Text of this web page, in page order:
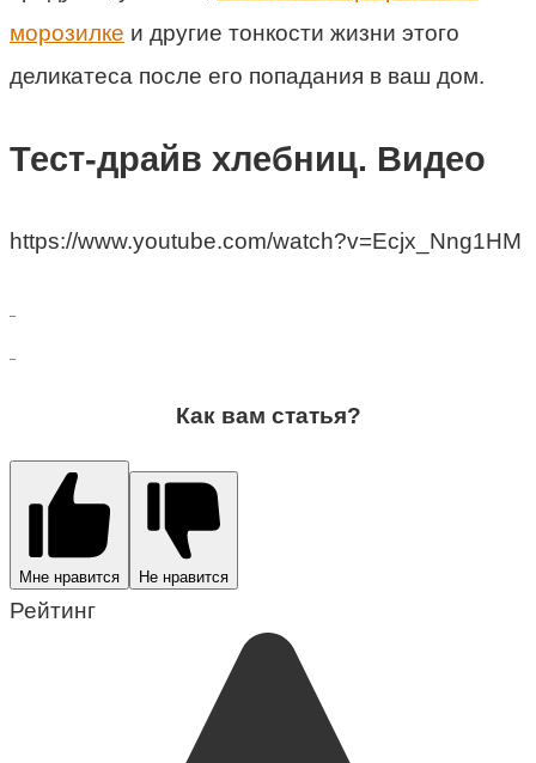
морозилке и другие тонкости жизни этого
деликатеса после его попадания в ваш дом.
Тест-драйв хлебниц. Видео
https://www.youtube.com/watch?v=Ecjx_Nng1HM
Как вам статья?
Мне нравится Не нравится
Рейтинг